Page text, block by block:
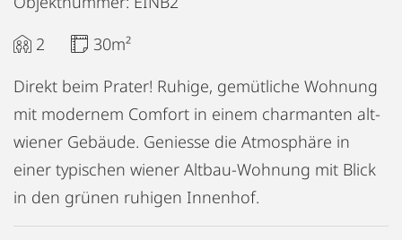
2
30m²
Direkt beim Prater! Ruhige, gemütliche Wohnung
mit modernem Comfort in einem charmanten alt-
wiener Gebäude. Geniesse die Atmosphäre in
einer typischen wiener Altbau-Wohnung mit Blick
in den grünen ruhigen Innenhof.